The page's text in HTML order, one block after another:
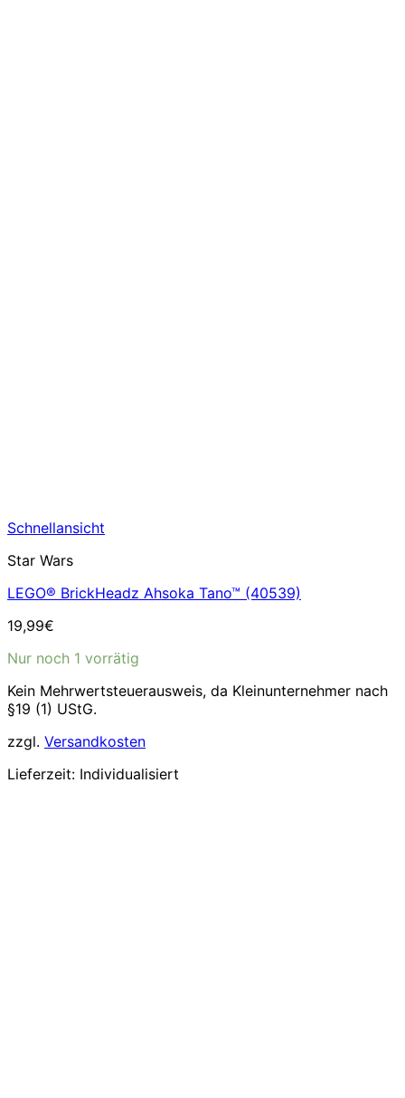
Schnellansicht
Star Wars
LEGO® BrickHeadz Ahsoka Tano™ (40539)
19,99€
Nur noch 1 vorrätig
Kein Mehrwertsteuerausweis, da Kleinunternehmer nach
§19 (1) UStG.
zzgl. Versandkosten
Lieferzeit: Individualisiert